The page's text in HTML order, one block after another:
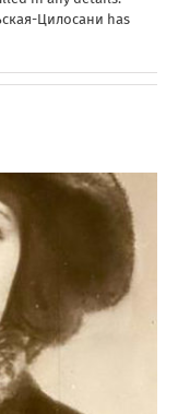
Цилосани has